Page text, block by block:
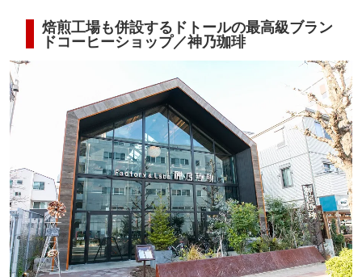
焙煎工場も併設するドトールの最高級ブラン
ドコーヒーショップ／神乃珈琲